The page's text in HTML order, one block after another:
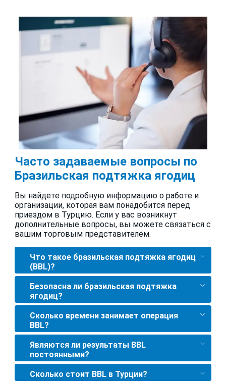
Часто задаваемые вопросы по
Бразильская подтяжка ягодиц
Вы найдете подробную информацию о работе и
организации, которая вам понадобится перед
приездом в Турцию. Если у вас возникнут
дополнительные вопросы, вы можете связаться с
вашим торговым представителем.
Что такое бразильская подтяжка ягодиц
(BBL)?
Безопасна ли бразильская подтяжка
ягодиц?
Сколько времени занимает операция
BBL?
Являются ли результаты BBL
постоянными?
Сколько стоит BBL в Турции?